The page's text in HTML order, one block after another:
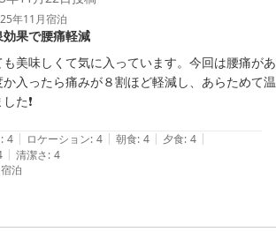
年11月宿泊
果で腰痛軽減
美味しくて気に入っています。今回は腰痛があ
入ったら痛みが８割ほど軽減し、あらためて温
た❗
: 4 | ロケーション: 4 | 朝食: 4 | 夕食: 4 |
| 清潔さ: 4
泊